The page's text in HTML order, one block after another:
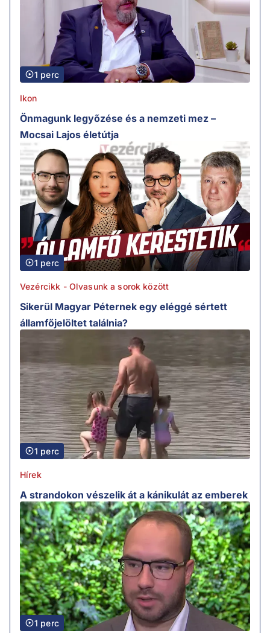
1 perc
Ikon
Önmagunk legyőzése és a nemzeti mez –
Mocsai Lajos életútja
1 perc
Vezércikk - Olvasunk a sorok között
Sikerül Magyar Péternek egy eléggé sértett
államfőjelöltet találnia?
1 perc
Hírek
A strandokon vészelik át a kánikulát az emberek
1 perc